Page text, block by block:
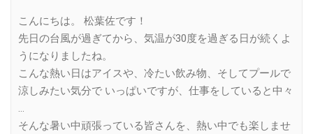
Link
こんにちは。 松葉佐です！
先日の台風が過ぎてから、気温が30度を過ぎる日が続くよ
うになりましたね。
こんな熱い日はアイスや、冷たい飲み物、そしてプールで
涼しみたい気分で いっぱいですが、仕事をしていると中々
…
そんな暑い中頑張っている皆さんを、熱い中でも楽しませ